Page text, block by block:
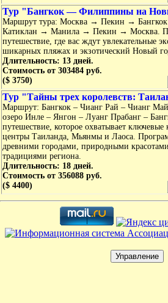
Тур "Бангкок — Филиппины на
Маршрут тура: Москва → Пекин →
Катиклан → Манила → Пекин → Москва.
путешествие, где вас ждут увлекательные
шикарных пляжах и экзотический Новый
Длительность: 13 дней.
Стоимость от 303484 руб.
($ 3750)
Тур "Тайны трех королевств:
Маршрут: Бангкок – Чианг Рай – Чианг
озеро Инле – Янгон – Луанг Прабанг –
путешествие, которое охватывает ключевые
центры Таиланда, Мьянмы и Лаоса.
древними городами, природными
традициями региона.
Длительность: 18 дней.
Стоимость от 356088 руб.
($ 4400)